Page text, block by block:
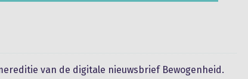
van de digitale nieuwsbrief Bewogenheid.